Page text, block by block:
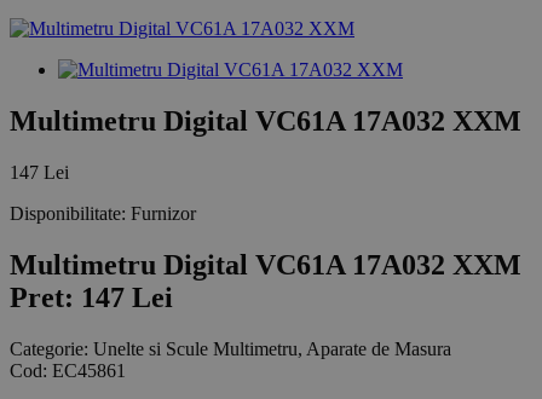
Multimetru Digital VC61A 17A032 XXM
147 Lei
Disponibilitate: Furnizor
Multimetru Digital VC61A 17A032 XXM
Pret: 147 Lei
Categorie: Unelte si Scule Multimetru, Aparate de Masura
Cod: EC45861